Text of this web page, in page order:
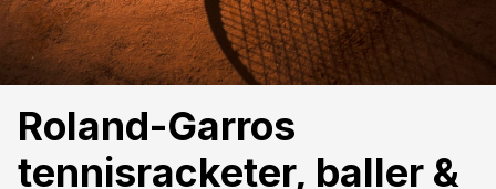
Roland-Garros
tennisracketer, baller &